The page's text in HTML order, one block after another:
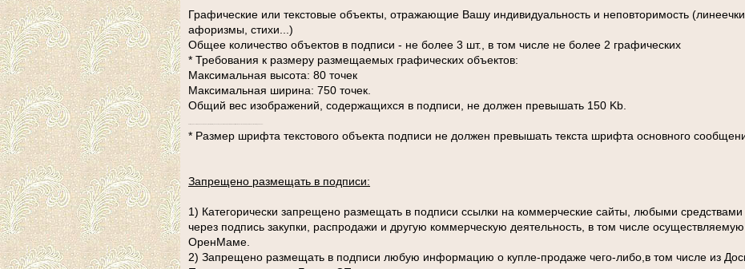
Графические или текстовые объекты, отражающие Вашу индивидуальность и неповторимость
афоризмы, стихи...)
Общее количество объектов в подписи - не более 3 шт., в том числе не более 2 графических
* Требования к размеру размещаемых графических объектов:
Максимальная высота: 80 точек
Максимальная ширина: 750 точек.
Общий вес изображений, содержащихся в подписи, не должен превышать 150 Kb.
* Размер шрифта текстового объекта подписи не должен превышать текста шрифта основного
Запрещено размещать в подписи:
1) Категорически запрещено размещать в подписи ссылки на коммерческие сайты, любыми средствами
через подпись закупки, распродажи и другую коммерческую деятельность, в том числе
ОренМаме.
2) Запрещено размещать в подписи любую информацию о купле-продаже чего-либо,в том числе из